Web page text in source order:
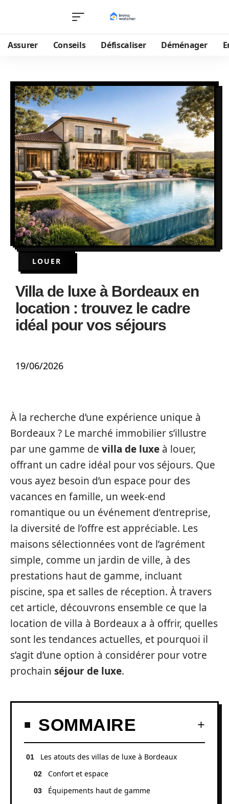
Assurer Conseils Défiscaliser Déménager
LOUER
Villa de luxe à Bordeaux en
location : trouvez le cadre
idéal pour vos séjours
19/06/2026
À la recherche d’une expérience unique à
Bordeaux ? Le marché immobilier s’illustre
par une gamme de villa de luxe à louer,
offrant un cadre idéal pour vos séjours. Que
vous ayez besoin d’un espace pour des
vacances en famille, un week-end
romantique ou un événement d’entreprise,
la diversité de l’offre est appréciable. Les
maisons sélectionnées vont de l’agrément
simple, comme un jardin de ville, à des
prestations haut de gamme, incluant
piscine, spa et salles de réception. À travers
cet article, découvrons ensemble ce que la
location de villa à Bordeaux a à offrir, quelles
sont les tendances actuelles, et pourquoi il
s’agit d’une option à considérer pour votre
prochain séjour de luxe.
SOMMAIRE
Les atouts des villas de luxe à Bordeaux
Confort et espace
Équipements haut de gamme